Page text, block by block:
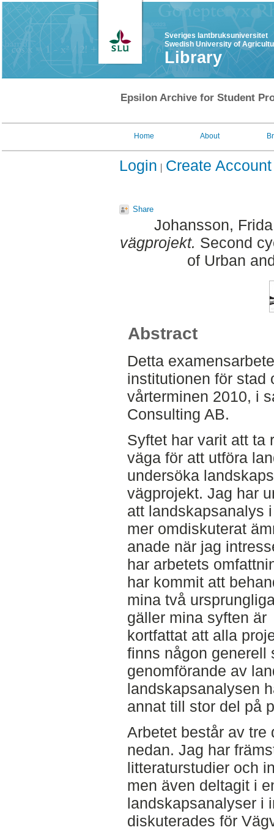
Sveriges lantbruksuniversitet
Swedish University of
Library
Epsilon Archive for Student
Home About
Login Create Account
Share
Johansson, Frida
vägprojekt. Second
of Urban
Abstract
Detta
institutionen för stad
vårterminen 2010, i
Consulting AB.
Syftet har varit att ta
väga för att utföra
undersöka
vägprojekt. Jag har
att landskapsanalys
mer omdiskuterat
anade när jag
har arbetets
har kommit att
mina två
gäller mina syften är
kortfattat att alla
finns någon generell
genomförande av
landskapsanalysen
annat till stor del på
Arbetet består av tre
nedan. Jag har
litteraturstudier och
men även deltagit i
landskapsanalyser i
diskuterades för